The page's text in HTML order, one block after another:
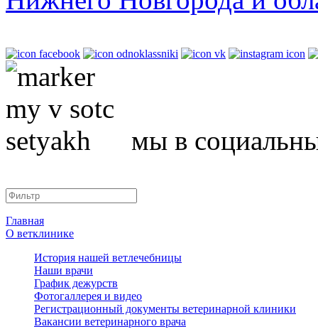
мы в
Главная
О ветклинике
История нашей ветлечебницы
Наши врачи
График дежурств
Фотогаллерея и видео
Регистрационный документы ветеринарной клиники
Вакансии ветеринарного врача